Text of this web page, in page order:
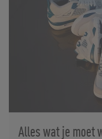
Alles wat je moet